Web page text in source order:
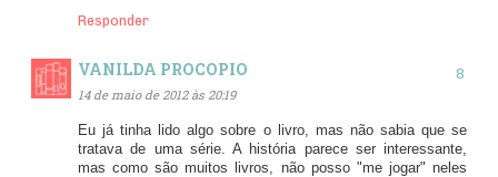
Responder
VANILDA PROCOPIO
14 de maio de 2012 às 20:19
Eu já tinha lido algo sobre o livro, mas não sabia que se
tratava de uma série. A história parece ser interessante,
mas como são muitos livros, não posso "me jogar" neles